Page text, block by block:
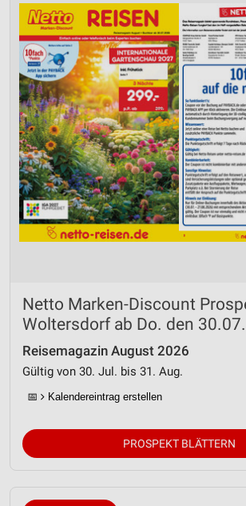
Netto Marken-Discount
Woltersdorf ab Do. den 30.07.
Reisemagazin August 2026
Gültig von 30. Jul. bis 31. Aug.
📅 Kalendereintrag erstellen
PROSPEKT BLÄTTERN